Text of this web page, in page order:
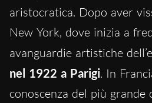
aristocratica. Dopo aver
New York, dove inizia a
avanguardie artistiche
nel 1922 a Parigi. In
conoscenza del più grande